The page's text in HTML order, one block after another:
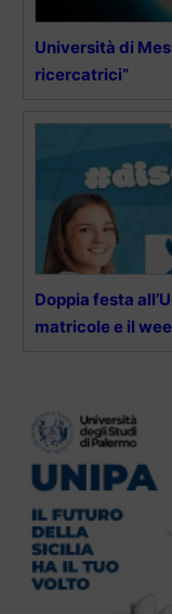
Università di
ricercatrici”
Doppia festa
matricole e il